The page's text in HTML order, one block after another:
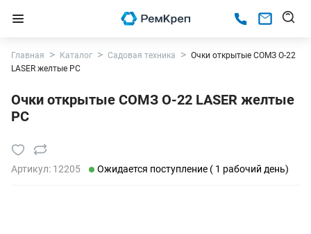
Главная Каталог Садовая техника
Очки открытые СОМЗ О-22
LASER желтые PC
Очки открытые СОМЗ О-22 LASER желтые
PC
Артикул: 12205 Ожидается поступление ( 1 рабочий день)